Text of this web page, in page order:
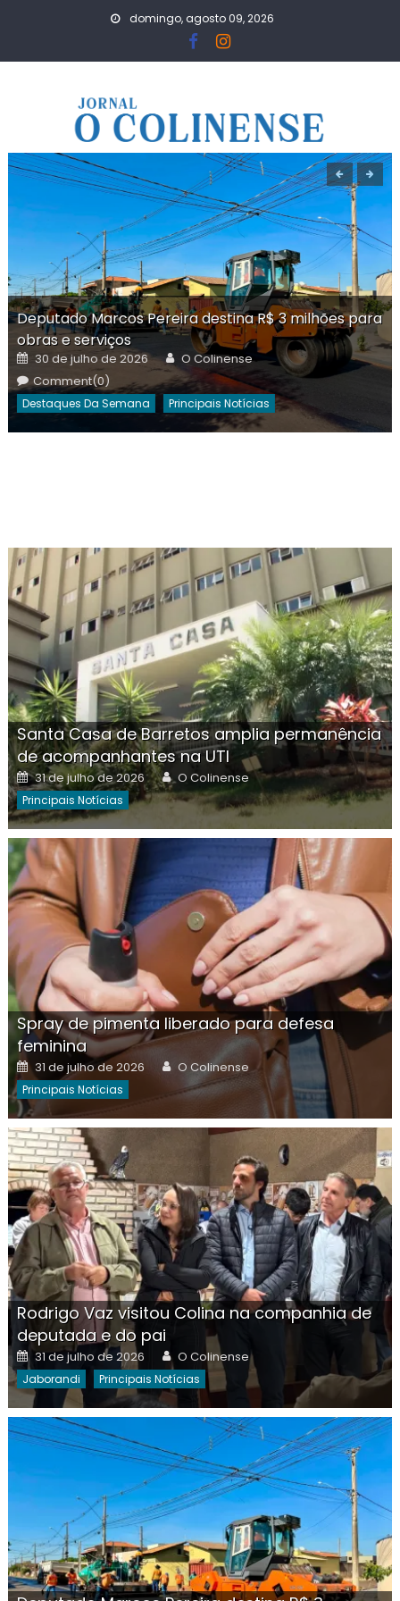
domingo, agosto 09, 2026
Deputado Marcos Pereira destina R$ 3 milhões para
obras e serviços
Posted
on
30 de julho de 2026 Author
O Colinense
Comment(0)
Destaques Da Semana Principais Notícias
Santa Casa de Barretos amplia permanência
de acompanhantes na UTI
Posted
on
31 de julho de 2026 Author
O Colinense
Principais Notícias
Spray de pimenta liberado para defesa
feminina
Posted
on
31 de julho de 2026 Author
O Colinense
Principais Notícias
Rodrigo Vaz visitou Colina na companhia de
deputada e do pai
Posted
on
31 de julho de 2026 Author
O Colinense
Jaborandi Principais Notícias